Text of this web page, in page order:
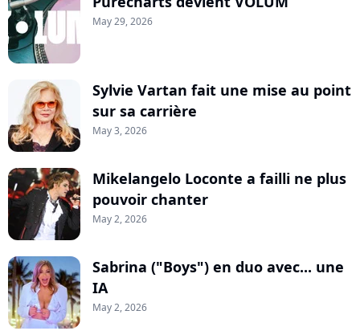
May 29, 2026
Sylvie Vartan fait une mise au point
sur sa carrière
May 3, 2026
Mikelangelo Loconte a failli ne plus
pouvoir chanter
May 2, 2026
Sabrina ("Boys") en duo avec... une
IA
May 2, 2026